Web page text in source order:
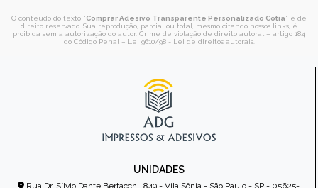
O conteúdo do texto "Comprar Adesivo Transparente Personalizado Cotia" é de
direito reservado. Sua reprodução, parcial ou total, mesmo citando nossos links, é
proibida sem a autorização do autor. Crime de violação de direito autoral – artigo 184
do Código Penal – Lei 9610/98 - Lei de direitos autorais.
UNIDADES
Rua Dr. Sílvio Dante Bertacchi, 849 - Vila Sônia - São Paulo - SP - 05625-